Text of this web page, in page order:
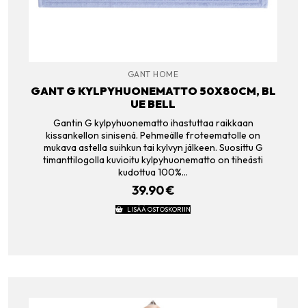
GANT HOME
GANT G KYLPYHUONEMATTO 50X80CM, BL
UE BELL
Gantin G kylpyhuonematto ihastuttaa raikkaan
kissankellon sinisenä. Pehmeälle froteematolle on
mukava astella suihkun tai kylvyn jälkeen. Suosittu G
timanttilogolla kuvioitu kylpyhuonematto on tiheästi
kudottua 100%…
39.90€
LISÄÄ OSTOSKORIIN